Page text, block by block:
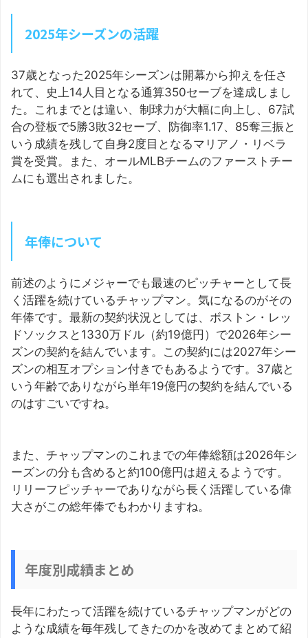
2025年シーズンの活躍
37歳となった2025年シーズンは開幕から抑えを任さ
れて、史上14人目となる通算350セーブを達成しまし
た。これまでとは違い、制球力が大幅に向上し、67試
合の登板で5勝3敗32セーブ、防御率1.17、85奪三振と
いう成績を残して自身2度目となるマリアノ・リベラ
賞を受賞。また、オールMLBチームのファーストチー
ムにも選出されました。
年俸について
前述のようにメジャーでも最速のピッチャーとして長
く活躍を続けているチャップマン。気になるのがその
年俸です。最新の契約状況としては、ボストン・レッ
ドソックスと1330万ドル（約19億円）で2026年シー
ズンの契約を結んでいます。この契約には2027年シー
ズンの相互オプション付きでもあるようです。37歳と
いう年齢でありながら単年19億円の契約を結んでいる
のはすごいですね。
また、チャップマンのこれまでの年俸総額は2026年シ
ーズンの分も含めると約100億円は超えるようです。
リリーフピッチャーでありながら長く活躍している偉
大さがこの総年俸でもわかりますね。
年度別成績まとめ
長年にわたって活躍を続けているチャップマンがどの
ような成績を毎年残してきたのかを改めてまとめて紹